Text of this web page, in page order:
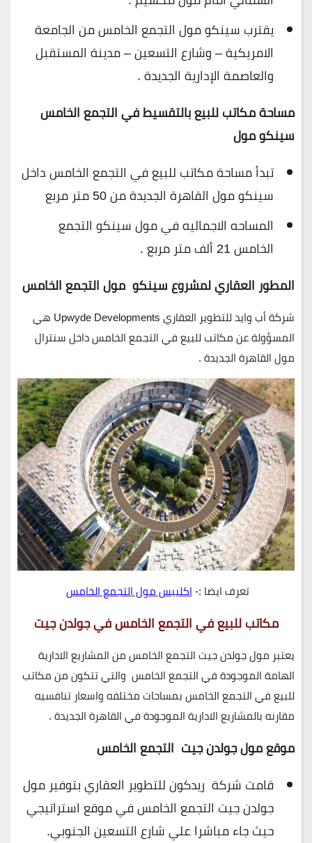
يقترب سينكو مول التجمع الخامس من الجامعة
الامريكية – وشارع التسعين – مدينة المستقبل
والعاصمة الإدارية الجديدة .
مساحة مكاتب للبيع بالتقسيط في التجمع الخامس
سينكو مول
تبدأ مساحة مكاتب للبيع في التجمع الخامس داخل
سينكو مول القاهرة الجديدة من 50 متر مربع
المساحه الاجماليه في مول سينكو التجمع
الخامس 21 ألف متر مربع .
المطور العقاري لمشروع سينكو مول التجمع الخامس
شركة أب وايد للتطوير العقاري Upwyde Developments هي
المسؤولة عن مكاتب للبيع في التجمع الخامس داخل سنترال
مول القاهرة الجديدة .
تعرف ايضا :-اكليبس مول التجمع الخامس
مكاتب للبيع في التجمع الخامس في جولدن جيت
يعتبر مول جولدن جيت التجمع الخامسمن المشاريع الادارية
الهامة الموجودة في التجمع الخامس والتي تتكون من مكاتب
للبيع في التجمع الخامس بمساحات مختلفه واسعار تنافسيه
مقارنه بالمشاريع الادارية الموجودة في القاهرة الجديدة .
موقع مول جولدن جيت التجمع الخامس
قامت شركة ريدكون للتطوير العقاري بتوفير مول
جولدن جيت التجمع الخامس في موقع استراتيجي
حيث جاء مباشرا علي شارع التسعين الجنوبي.